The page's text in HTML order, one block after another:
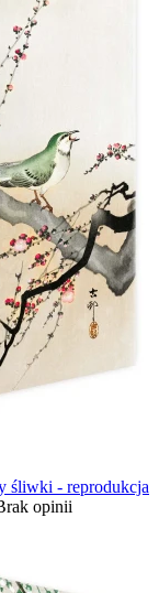
śliwki - reprodukcja
opinii